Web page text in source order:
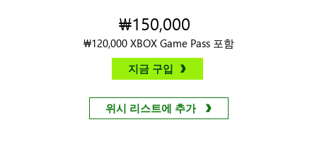
₩150,000
₩120,000 XBOX Game Pass 포함
지금 구입
위시 리스트에 추가